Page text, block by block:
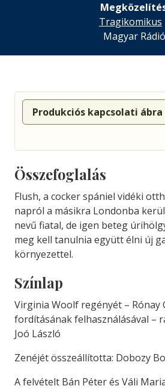
Tragikomikus
Magyar Rádió
Produkciós kapcsolati
Összefoglalás
Flush, a cocker spániel vidéki
napról a másikra Londonba
nevű fiatal, de igen beteg
meg kell tanulnia együtt élni új
környezettel.
Színlap
Virginia Woolf regényét – Rónay
fordításának felhasználásával –
Joó László
Zenéjét összeállította: Dobozy
A felvételt Bán Péter és Váli